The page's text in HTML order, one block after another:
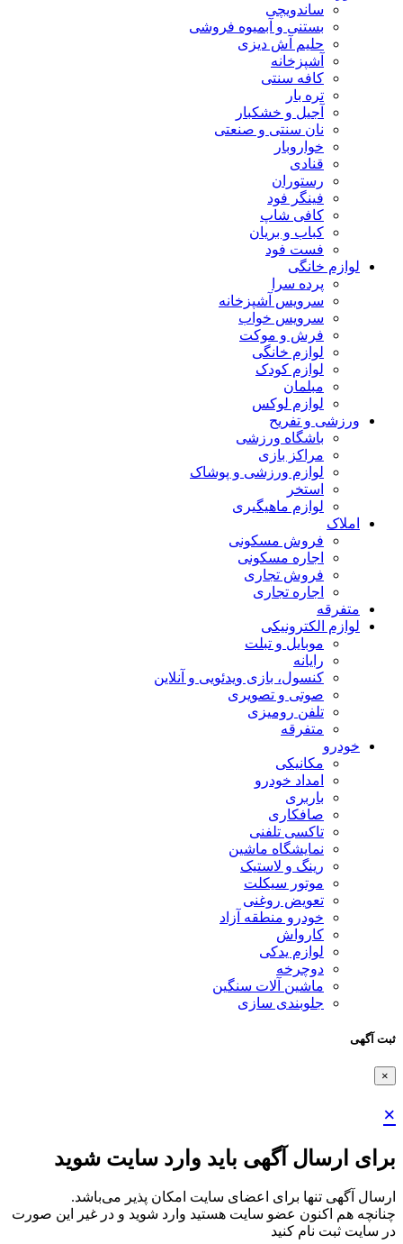
ساندویچی
بستنی و آبمیوه فروشی
حلیم آش دیزی
آشپزخانه
کافه سنتی
تره بار
آجیل و خشکبار
نان سنتی و صنعتی
خواروبار
قنادی
رستوران
فینگر فود
کافی شاپ
کباب و بریان
فست فود
لوازم خانگی
پرده سرا
سرویس آشپزخانه
سرویس خواب
فرش و موکت
لوازم خانگی
لوازم کودک
مبلمان
لوازم لوکس
ورزشی و تفریح
باشگاه ورزشی
مراکز بازی
لوازم ورزشی و پوشاک
استخر
لوازم ماهیگیری
املاک
فروش مسکونی
اجاره مسکونی
فروش تجاری
اجاره تجاری
متفرقه
لوازم الکترونیکی
موبایل و تبلت
رایانه
کنسول، بازی‌ ویدئویی و آنلاین
صوتی و تصویری
تلفن رومیزی
متفرقه
خودرو
مکانیکی
امداد خودرو
باربری
صافکاری
تاکسی تلفنی
نمایشگاه ماشین
رینگ و لاستیک
موتور سیکلت
تعویض روغنی
خودرو منطقه آزاد
کارواش
لوازم یدکی
دوچرخه
ماشین آلات سنگین
جلوبندی سازی
ثبت آگهی
×
×
برای ارسال آگهی باید وارد سایت شوید
ارسال آگهی تنها برای اعضای سایت امکان پذیر می‌باشد.
چنانچه هم‌ اکنون عضو سایت هستید وارد شوید و در غیر این صورت
در سایت ثبت نام کنید